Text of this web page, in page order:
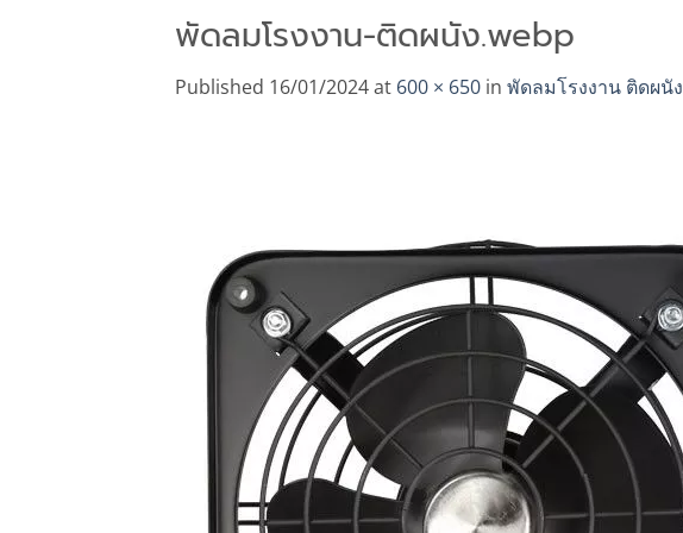
พัดลมโรงงาน-ติดผนัง.webp
Published 16/01/2024at 600 × 650 in พัดลมโรงงาน ติดผนัง